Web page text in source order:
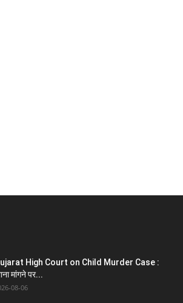
High Court on Child Murder Case :
मांगने पर...
08-06